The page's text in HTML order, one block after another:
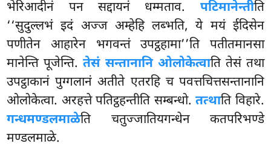
भेरिआदीनं पन सद्दायनं धम्मताव. पटिमानेन्तीति
‘‘सुदुल्लभं इदं अज्ज अम्हेहि लब्भति, ये मयं ईदिसेन
पणीतेन आहारेन भगवन्तं उपट्ठहामा’’ति पतीतमानसा
मानेन्ति पूजेन्ति.तेसं सन्तानानि ओलोकेत्वाति तेसं तथा
उपट्ठाकानं पुग्गलानं अतीते एतरहि च पवत्तचित्तसन्तानानि
ओलोकेत्वा. अरहत्ते पतिट्ठहन्तीति सम्बन्धो.तत्थाति विहारे.
गन्धमण्डलमाळेति चतुज्जातियगन्धेन कतपरिभण्डे
मण्डलमाळे.